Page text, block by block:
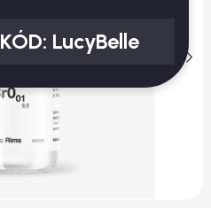
KÓD: LucyBelle